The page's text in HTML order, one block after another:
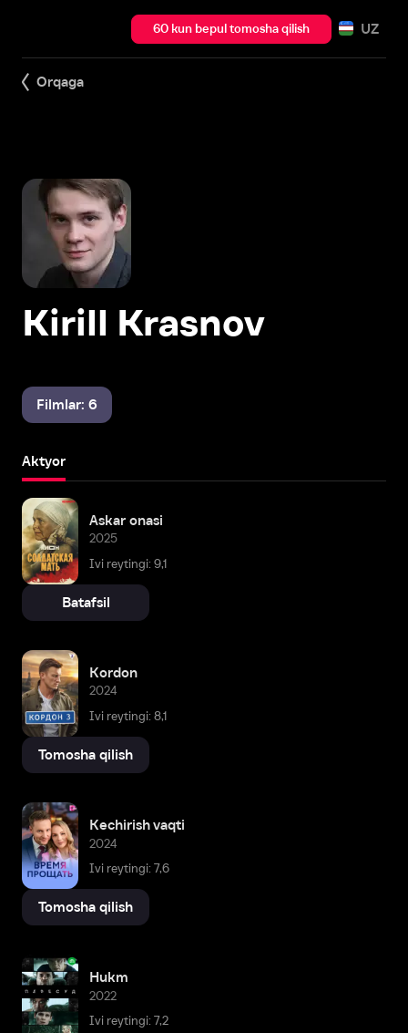
60 kun bepul tomosha qilish UZ
Orqaga
Kirill Krasnov
Filmlar: 6
Aktyor
Askar onasi
2025
Ivi reytingi: 9,1
Batafsil
Kordon
2024
Ivi reytingi: 8,1
Tomosha qilish
Kechirish vaqti
2024
Ivi reytingi: 7,6
Tomosha qilish
Hukm
2022
Ivi reytingi: 7,2